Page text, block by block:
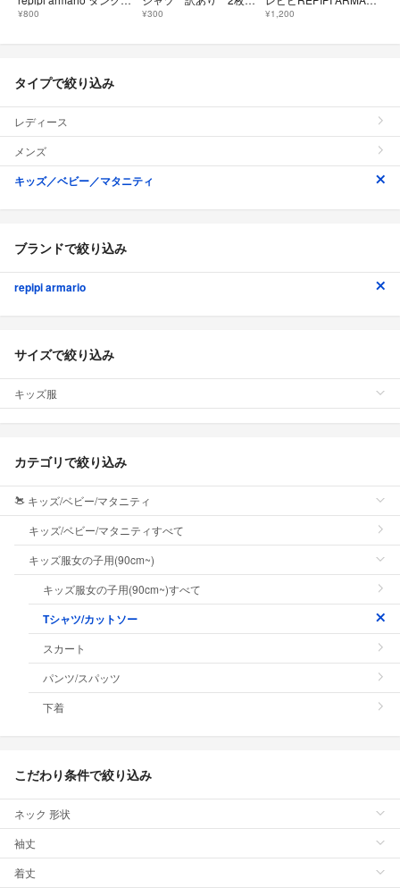
¥800 ¥300 ¥1,200
タイプで絞り込み
レディース
メンズ
キッズ／ベビー／マタニティ
ブランドで絞り込み
repipi armario
サイズで絞り込み
キッズ服
カテゴリで絞り込み
キッズ/ベビー/マタニティ
キッズ/ベビー/マタニティすべて
キッズ服女の子用(90cm~)
キッズ服女の子用(90cm~)すべて
Tシャツ/カットソー
スカート
パンツ/スパッツ
下着
こだわり条件で絞り込み
ネック 形状
袖丈
着丈